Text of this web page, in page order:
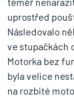
uprostřed
Následovalo
ve stupačkách
Motorka bez
byla velice
na rozbité